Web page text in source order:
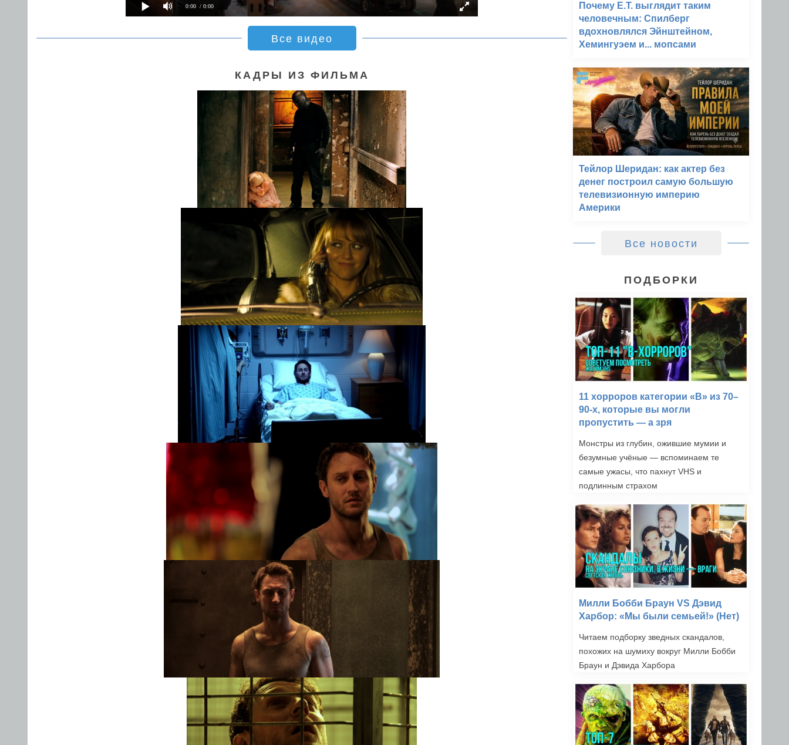
0:00 / 0:00
Все видео
КАДРЫ ИЗ ФИЛЬМА
Почему E.T. выглядит таким
человечным: Спилберг
вдохновлялся Эйнштейном,
Хемингуэем и... мопсами
Тейлор Шеридан: как актер без
денег построил самую большую
телевизионную империю
Америки
Все новости
ПОДБОРКИ
11 хорроров категории «B» из 70–
90-х, которые вы могли
пропустить — а зря
Монстры из глубин, ожившие мумии и
безумные учёные — вспоминаем те
самые ужасы, что пахнут VHS и
подлинным страхом
Милли Бобби Браун VS Дэвид
Харбор: «Мы были семьей!» (Нет)
Читаем подборку зведных скандалов,
похожих на шумиху вокруг Милли Бобби
Браун и Дэвида Харбора